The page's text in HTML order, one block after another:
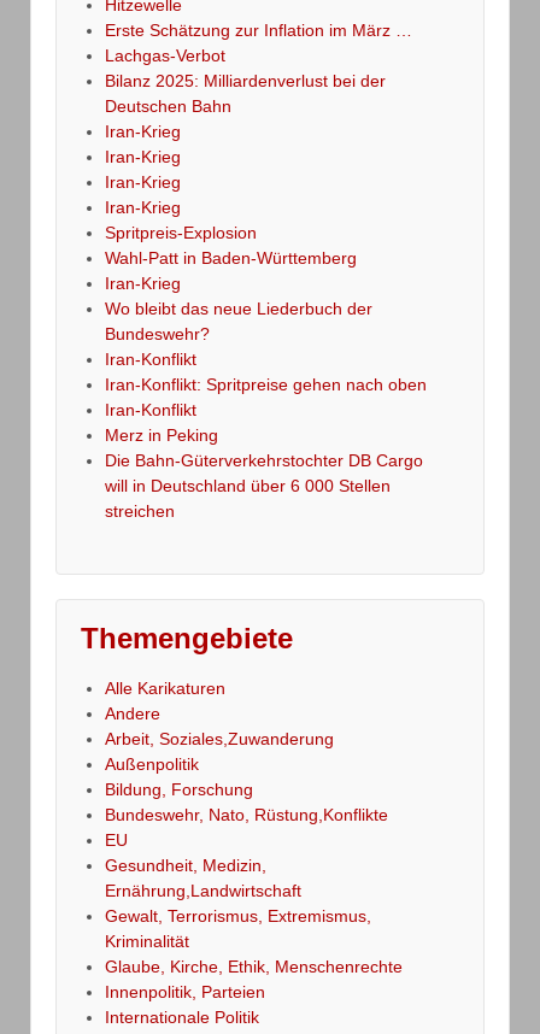
Hitzewelle
Erste Schätzung zur Inflation im März …
Lachgas-Verbot
Bilanz 2025: Milliardenverlust bei der
Deutschen Bahn
Iran-Krieg
Iran-Krieg
Iran-Krieg
Iran-Krieg
Spritpreis-Explosion
Wahl-Patt in Baden-Württemberg
Iran-Krieg
Wo bleibt das neue Liederbuch der
Bundeswehr?
Iran-Konflikt
Iran-Konflikt: Spritpreise gehen nach oben
Iran-Konflikt
Merz in Peking
Die Bahn-Güterverkehrstochter DB Cargo
will in Deutschland über 6 000 Stellen
streichen
Themengebiete
Alle Karikaturen
Andere
Arbeit, Soziales,Zuwanderung
Außenpolitik
Bildung, Forschung
Bundeswehr, Nato, Rüstung,Konflikte
EU
Gesundheit, Medizin,
Ernährung,Landwirtschaft
Gewalt, Terrorismus, Extremismus,
Kriminalität
Glaube, Kirche, Ethik, Menschenrechte
Innenpolitik, Parteien
Internationale Politik